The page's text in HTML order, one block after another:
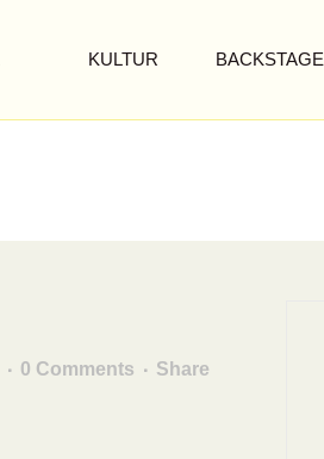
KULTUR BACKSTAGE
0 Comments Share